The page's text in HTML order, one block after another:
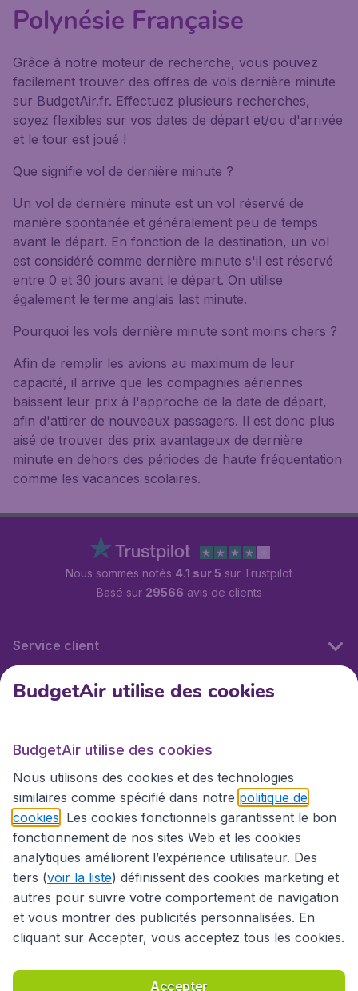
Polynésie Française
Grâce à notre moteur de recherche, vous pouvez
facilement trouver des offres de vols dernière minute
sur BudgetAir.fr. Effectuez plusieurs recherches,
soyez flexibles sur vos dates de départ et/ou d'arrivée
et le tour est joué !
Que signifie vol de dernière minute ?
Un vol de dernière minute est un vol réservé de
manière spontanée et généralement peu de temps
avant le départ. En fonction de la destination, un vol
est considéré comme dernière minute s'il est réservé
entre 0 et 30 jours avant le départ. On utilise
également le terme anglais last minute.
Pourquoi les vols dernière minute sont moins chers ?
Afin de remplir les avions au maximum de leur
capacité, il arrive que les compagnies aériennes
baissent leur prix à l'approche de la date de départ,
afin d'attirer de nouveaux passagers. Il est donc plus
aisé de trouver des prix avantageux de dernière
minute en dehors des périodes de haute fréquentation
comme les vacances scolaires.
Nous sommes notés 4.1 sur 5 sur Trustpilot
Basé sur 29566 avis de clients
Service client
BudgetAir.fr
Sites internationaux
Déclaration d’accessibilité
Conditions générales
Déclaration de confidentialité
BudgetAir utilise des cookies
BudgetAir utilise des cookies
Nous utilisons des cookies et des technologies
similaires comme spécifié dans notre politique de
cookies . Les cookies fonctionnels garantissent le bon
fonctionnement de nos sites Web et les cookies
analytiques améliorent l’expérience utilisateur. Des
tiers (voir la liste) définissent des cookies marketing et
autres pour suivre votre comportement de navigation
et vous montrer des publicités personnalisées. En
cliquant sur Accepter, vous acceptez tous les cookies.
Accepter